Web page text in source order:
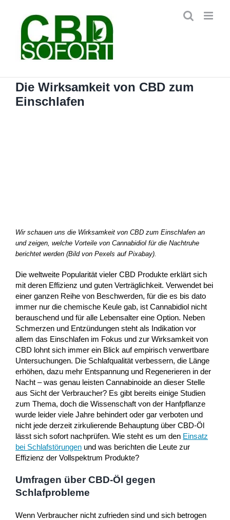
springen
Die Wirksamkeit von CBD zum
Einschlafen
Wir schauen uns die Wirksamkeit von CBD zum Einschlafen an
und zeigen, welche Vorteile von Cannabidiol für die Nachtruhe
berichtet werden (Bild von Pexels auf Pixabay).
Die weltweite Popularität vieler CBD Produkte erklärt sich
mit deren Effizienz und guten Verträglichkeit. Verwendet bei
einer ganzen Reihe von Beschwerden, für die es bis dato
immer nur die chemische Keule gab, ist Cannabidiol nicht
berauschend und für alle Lebensalter eine Option. Neben
Schmerzen und Entzündungen steht als Indikation vor
allem das Einschlafen im Fokus und zur Wirksamkeit von
CBD lohnt sich immer ein Blick auf empirisch verwertbare
Untersuchungen. Die Schlafqualität verbessern, die Länge
erhöhen, dazu mehr Entspannung und Regenerieren in der
Nacht – was genau leisten Cannabinoide an dieser Stelle
aus Sicht der Verbraucher? Es gibt bereits einige Studien
zum Thema, doch die Wissenschaft von der Hanfpflanze
wurde leider viele Jahre behindert oder gar verboten und
nicht jede derzeit zirkulierende Behauptung über CBD-Öl
lässt sich sofort nachprüfen. Wie steht es um den Einsatz
bei Schlafstörungen und was berichten die Leute zur
Effizienz der Vollspektrum Produkte?
Umfragen über CBD-Öl gegen
Schlafprobleme
Wenn Verbraucher nicht zufrieden sind und sich betrogen